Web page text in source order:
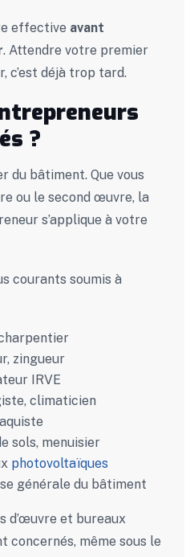
effective avant
. Attendre votre premier
c’est déjà trop tard.
?
du bâtiment. Que vous
ou le second œuvre, la
s’applique à votre
courants soumis à
zingueur
IRVE
climaticien
sols, menuisier
photovoltaïques
générale du bâtiment
d’œuvre et bureaux
concernés, même sous le